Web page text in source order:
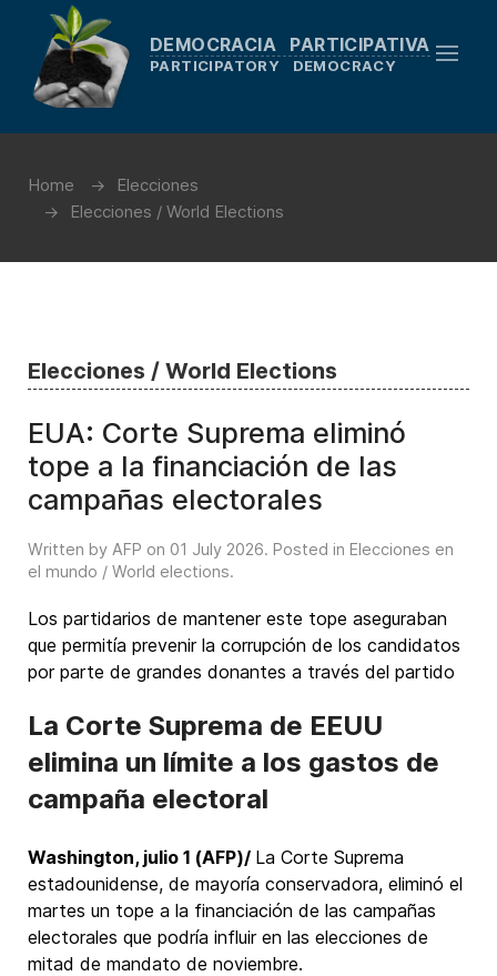
DEMOCRACIA PARTICIPATIVA
PARTICIPATORY DEMOCRACY
Home
Elecciones
Elecciones / World Elections
Elecciones / World Elections
EUA: Corte Suprema eliminó
tope a la financiación de las
campañas electorales
Written by AFP on 01 July 2026. Posted in Elecciones en
el mundo / World elections.
Los partidarios de mantener este tope aseguraban
que permitía prevenir la corrupción de los candidatos
por parte de grandes donantes a través del partido
La Corte Suprema de EEUU
elimina un límite a los gastos de
campaña electoral
Washington, julio 1 (AFP)/ La Corte Suprema
estadounidense, de mayoría conservadora, eliminó el
martes un tope a la financiación de las campañas
electorales que podría influir en las elecciones de
mitad de mandato de noviembre.